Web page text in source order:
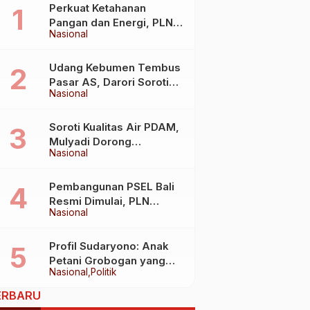
Nasional
Perkuat Ketahanan
Pangan dan Energi, PLN
Jalin Kerja Sama Strategis
Kelautan dan Perikanan
Nasional
Udang Kebumen Tembus
Pasar AS, Darori Soroti
Dampaknya bagi Warga
Nasional
Soroti Kualitas Air PDAM,
Mulyadi Dorong
Standardisasi Lewat RUU
Nasional
Pembangunan PSEL Bali
Resmi Dimulai, PLN
Dukung Penuh
Pengelolaan Sampah Jadi
Energi Listrik
Nasional Politik
Profil Sudaryono: Anak
Petani Grobogan yang
Kini Memimpin Badan Gizi